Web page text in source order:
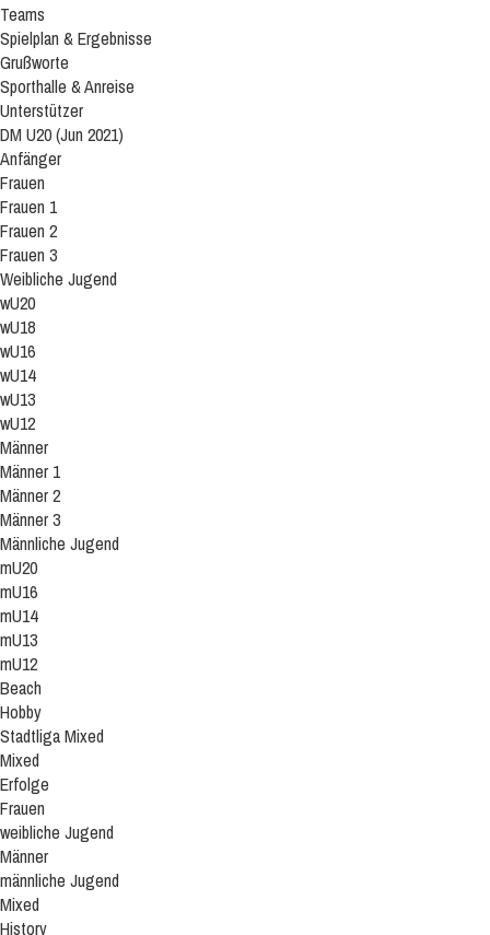
Teams
Spielplan & Ergebnisse
Grußworte
Sporthalle & Anreise
Unterstützer
DM U20 (Jun 2021)
Anfänger
Frauen
Frauen 1
Frauen 2
Frauen 3
Weibliche Jugend
wU20
wU18
wU16
wU14
wU13
wU12
Männer
Männer 1
Männer 2
Männer 3
Männliche Jugend
mU20
mU16
mU14
mU13
mU12
Beach
Hobby
Stadtliga Mixed
Mixed
Erfolge
Frauen
weibliche Jugend
Männer
männliche Jugend
Mixed
History